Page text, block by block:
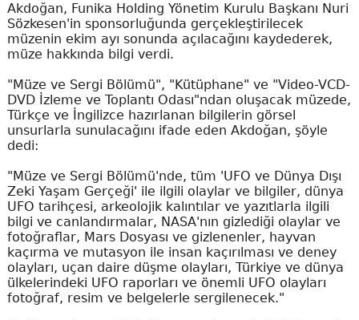
Akdoğan, Funika Holding Yönetim Kurulu Başkanı Nuri
Sözkesen'in sponsorluğunda gerçekleştirilecek
müzenin ekim ayı sonunda açılacağını kaydederek,
müze hakkında bilgi verdi.
"Müze ve Sergi Bölümü", "Kütüphane" ve "Video-VCD-
DVD İzleme ve Toplantı Odası"ndan oluşacak müzede,
Türkçe ve İngilizce hazırlanan bilgilerin görsel
unsurlarla sunulacağını ifade eden Akdoğan, şöyle
dedi:
"Müze ve Sergi Bölümü'nde, tüm 'UFO ve Dünya Dışı
Zeki Yaşam Gerçeği' ile ilgili olaylar ve bilgiler, dünya
UFO tarihçesi, arkeolojik kalıntılar ve yazıtlarla ilgili
bilgi ve canlandırmalar, NASA'nın gizlediği olaylar ve
fotoğraflar, Mars Dosyası ve gizlenenler, hayvan
kaçırma ve mutasyon ile insan kaçırılması ve deney
olayları, uçan daire düşme olayları, Türkiye ve dünya
ülkelerindeki UFO raporları ve önemli UFO olayları
fotoğraf, resim ve belgelerle sergilenecek."